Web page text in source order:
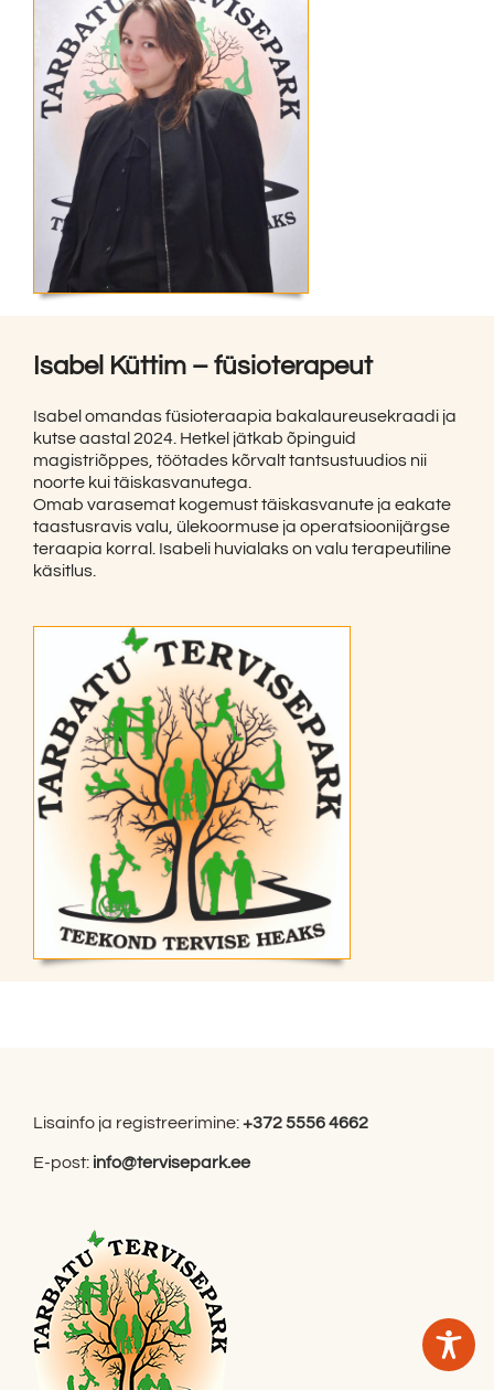
Isabel Küttim – füsioterapeut
Isabel omandas füsioteraapia bakalaureusekraadi ja
kutse aastal 2024. Hetkel jätkab õpinguid
magistriõppes, töötades kõrvalt tantsustuudios nii
noorte kui täiskasvanutega.
Omab varasemat kogemust täiskasvanute ja eakate
taastusravis valu, ülekoormuse ja operatsioonijärgse
teraapia korral. Isabeli huvialaks on valu terapeutiline
käsitlus.
Lisainfo ja registreerimine:+372 5556 4662
E-post: info@tervisepark.ee